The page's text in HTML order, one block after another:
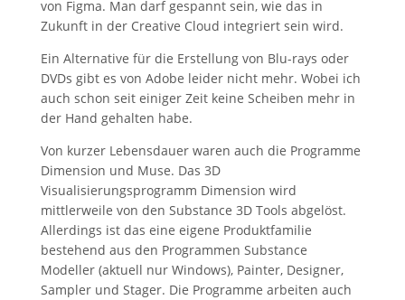
von Figma. Man darf gespannt sein, wie das in
Zukunft in der Creative Cloud integriert sein wird.
Ein Alternative für die Erstellung von Blu-rays oder
DVDs gibt es von Adobe leider nicht mehr. Wobei ich
auch schon seit einiger Zeit keine Scheiben mehr in
der Hand gehalten habe.
Von kurzer Lebensdauer waren auch die Programme
Dimension und Muse. Das 3D
Visualisierungsprogramm Dimension wird
mittlerweile von den Substance 3D Tools abgelöst.
Allerdings ist das eine eigene Produktfamilie
bestehend aus den Programmen Substance
Modeller (aktuell nur Windows), Painter, Designer,
Sampler und Stager. Die Programme arbeiten auch